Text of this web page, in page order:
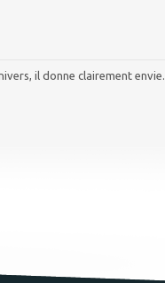
il donne clairement